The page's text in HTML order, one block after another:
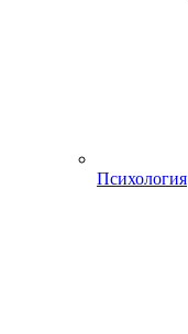
Психология